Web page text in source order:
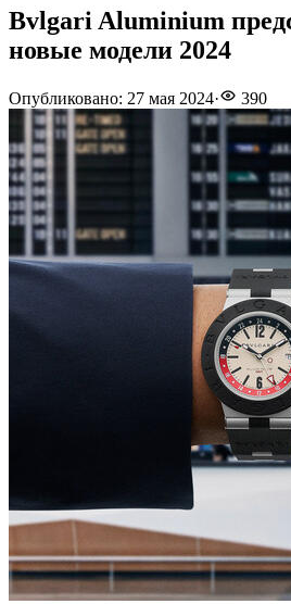
Bvlgari Aluminium
новые модели 2024
Опубликовано: 27 мая 2024· 390